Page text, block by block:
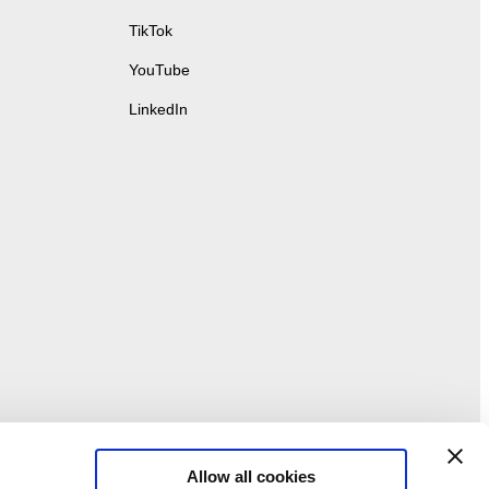
Allow all cookies
TikTok
YouTube
LinkedIn